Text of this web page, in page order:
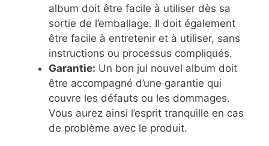
album doit être facile à utiliser dès sa
sortie de l’emballage. Il doit également
être facile à entretenir et à utiliser, sans
instructions ou processus compliqués.
Garantie: Un bon jul nouvel album doit
être accompagné d’une garantie qui
couvre les défauts ou les dommages.
Vous aurez ainsi l’esprit tranquille en cas
de problème avec le produit.